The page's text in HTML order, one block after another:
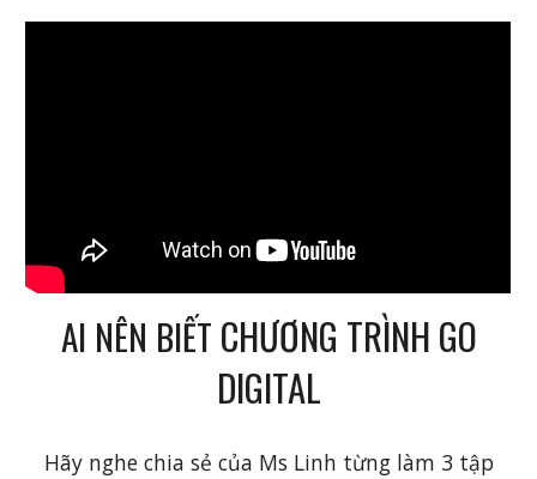
AI NÊN BIẾT CHƯƠNG TRÌNH GO
DIGITAL
Hãy nghe chia sẻ của Ms Linh từng làm 3 tập